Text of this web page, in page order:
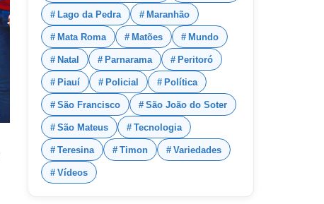
Lago da Pedra Maranhão
Mata Roma Matões Mundo
Natal Parnarama Peritoró
Piauí Policial Política
São Francisco São João do Soter
São Mateus Tecnologia
Teresina Timon Variedades
Vídeos